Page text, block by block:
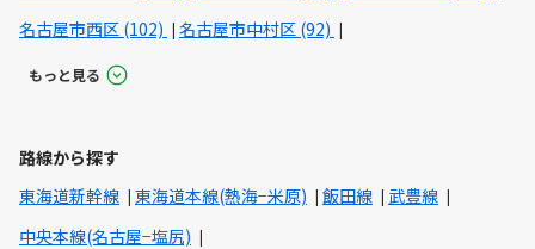
名古屋市西区 (102)
名古屋市中村区 (92)
もっと見る
路線から探す
東海道新幹線
東海道本線(熱海−米原) 飯田線
武豊線
中央本線(名古屋−塩尻)